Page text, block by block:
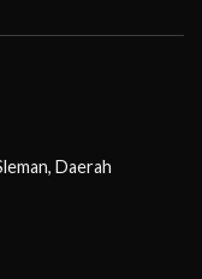
Daerah